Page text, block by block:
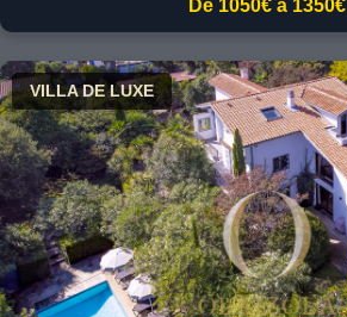
De 1050€ à 1350€
VILLA DE LUXE